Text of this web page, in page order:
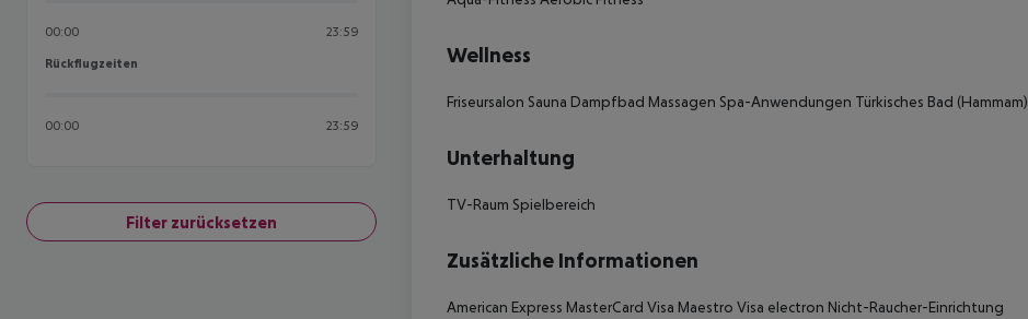
00:00 23:59
Rückflugzeiten
Rückflugzeiten
00:00 23:59
Filter zurücksetzen
Wellness
Friseursalon Sauna Dampfbad Massagen Spa-Anwendungen Türkisches Bad (Hammam)
Unterhaltung
TV-Raum Spielbereich
Zusätzliche Informationen
American Express MasterCard Visa Maestro Visa electron Nicht-Raucher-Einrichtung